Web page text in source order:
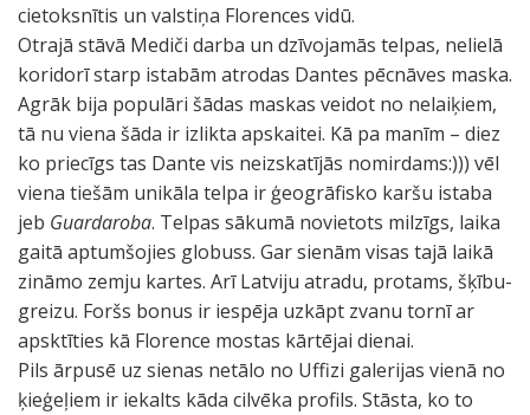
cietoksnītis un valstiņa Florences vidū.
Otrajā stāvā Mediči darba un dzīvojamās telpas, nelielā
koridorī starp istabām atrodas Dantes pēcnāves maska.
Agrāk bija populāri šādas maskas veidot no nelaiķiem,
tā nu viena šāda ir izlikta apskaitei. Kā pa manīm – diez
ko priecīgs tas Dante vis neizskatījās nomirdams:))) vēl
viena tiešām unikāla telpa ir ģeogrāfisko karšu istaba
jeb Guardaroba. Telpas sākumā novietots milzīgs, laika
gaitā aptumšojies globuss. Gar sienām visas tajā laikā
zināmo zemju kartes. Arī Latviju atradu, protams, šķību-
greizu. Foršs bonus ir iespēja uzkāpt zvanu tornī ar
apsktīties kā Florence mostas kārtējai dienai.
Pils ārpusē uz sienas netālo no Uffizi galerijas vienā no
ķieģeļiem ir iekalts kāda cilvēka profils. Stāsta, ko to